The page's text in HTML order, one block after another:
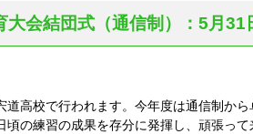
会結団式（通信制）：5月31
高校で行われます。今年度は通信制から
の練習の成果を存分に発揮し、頑張って